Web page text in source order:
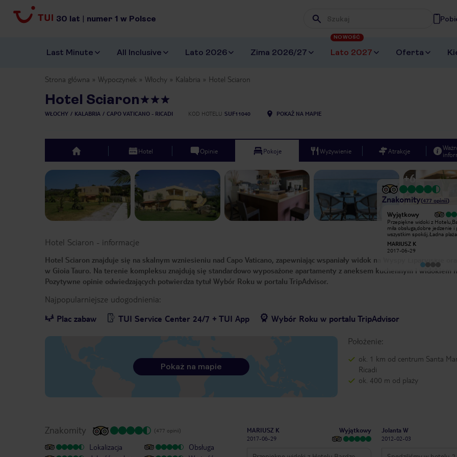
30 lat | numer 1 w Polsce Wpisz frazę, której szukasz
Last Minute All Inclusive Lato 2026 Zima 2026/27 Lato 2027
NOWOŚĆ
Oferta
Strona główna Wypoczynek Włochy Kalabria Hotel Sciaron
Hotel Sciaron
WŁOCHY KALABRIA CAPO VATICANO - RICADI KOD HOTELU SUF11040 POKAŻ NA MAPIE
top Hotel Opinie Pokoje Wyżywienie Atrakcje
+6
Znakomity(477 opinii)
Bardzo dobry
Super otoczenie, miła obsługa,
niedogodność to zbyt wysokie ceny
wynajmu samochodów i skuterów.
Rekompensatą są niskie ceny
biletów kolejowych. Grzegorz.
Wyjątkowy
Przepiękne widoki z
miła obsługa,dobre jedzenie i
wszystkim spokój..Ładna plaża
transfer Hotelowy bus..Bardzo
polecamy też odwiedzić pobliską
szczególnie nocą bardzo
romantyczne miejsce jest
przepiękne .Pozdrawiamy
MARIUSZ K
2017-06-29
Hotel Sciaron - informacje
Hotel Sciaron znajduje się na skalnym wzniesieniu nad Capo Vaticano, zapewniając wspaniały widok na Wyspy Liparyjskie
w Gioia Tauro. Na terenie kompleksu znajdują się standardowo wyposażone apartamenty z aneksem kuchennym i widokiem
Pozytywne opinie odwiedzających potwierdza tytuł Wybór Roku w portalu TripAdvisor.
Najpopularniejsze udogodnienia:
Plac zabaw
TUI Service Center 24/7 + TUI App Wybór Roku w portalu TripAdvisor
Położenie:
ok. 1 km od centrum Santa
Ricadi
ok. 400 m od plaży
Pokaż na mapie
Znakomity (477 opinii)
Lokalizacja
Obsługa
MARIUSZ K
2017-06-29
Wyjątkowy
Jolanta W
2012-02-03